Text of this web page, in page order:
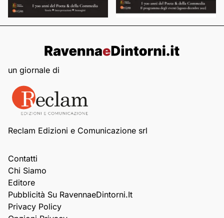
un giornale di
Reclam Edizioni e Comunicazione srl
Contatti
Chi Siamo
Editore
Pubblicità Su RavennaeDintorni.it
Privacy Policy